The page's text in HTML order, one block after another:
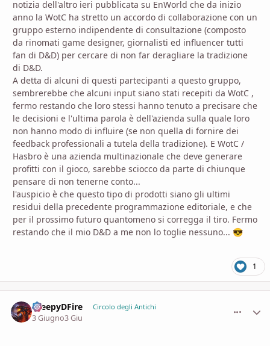
notizia dell'altro ieri pubblicata su EnWorld che da inizio
anno la WotC ha stretto un accordo di collaborazione con un
gruppo esterno indipendente di consultazione (composto
da rinomati game designer, giornalisti ed influencer tutti
fan di D&D) per cercare di non far deragliare la tradizione
di D&D.
A detta di alcuni di questi partecipanti a questo gruppo,
sembrerebbe che alcuni input siano stati recepiti da WotC ,
fermo restando che loro stessi hanno tenuto a precisare che
le decisioni e l'ultima parola è dell'azienda sulla quale loro
non hanno modo di influire (se non quella di fornire dei
feedback professionali a tutela della tradizione). E WotC /
Hasbro è una azienda multinazionale che deve generare
profitti con il gioco, sarebbe sciocco da parte di chiunque
pensare di non tenerne conto...
l'auspicio è che questo tipo di prodotti siano gli ultimi
residui della precedente programmazione editoriale, e che
per il prossimo futuro quantomeno si corregga il tiro. Fermo
restando che il mio D&D a me non lo toglie nessuno... 😎
1
CreepyDFire Circolo degli Antichi
3 Giugno3 Giu